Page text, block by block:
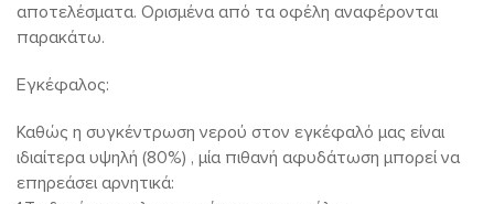
αποτελέσματα. Ορισμένα από τα οφέλη αναφέρονται
παρακάτω.
Εγκέφαλος:
Καθώς η συγκέντρωση νερού στον εγκέφαλό μας είναι
ιδιαίτερα υψηλή (80%) , μία πιθανή αφυδάτωση μπορεί να
επηρεάσει αρνητικά: